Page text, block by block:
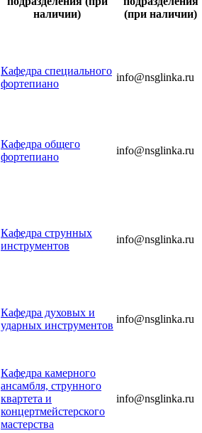
наличии)
(при наличии)
Кафедра специального
фортепиано
info@nsglinka.ru
Кафедра общего
фортепиано
info@nsglinka.ru
Кафедра струнных
инструментов
info@nsglinka.ru
Кафедра духовых и
ударных инструментов
info@nsglinka.ru
Кафедра камерного
ансамбля, струнного
квартета и
концертмейстерского
мастерства
info@nsglinka.ru